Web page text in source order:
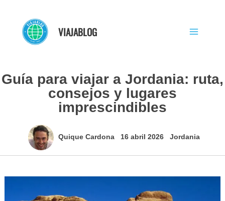
contenido
VIAJABLOG
Guía para viajar a Jordania: ruta,
consejos y lugares
imprescindibles
Quique Cardona 16 abril 2026 Jordania